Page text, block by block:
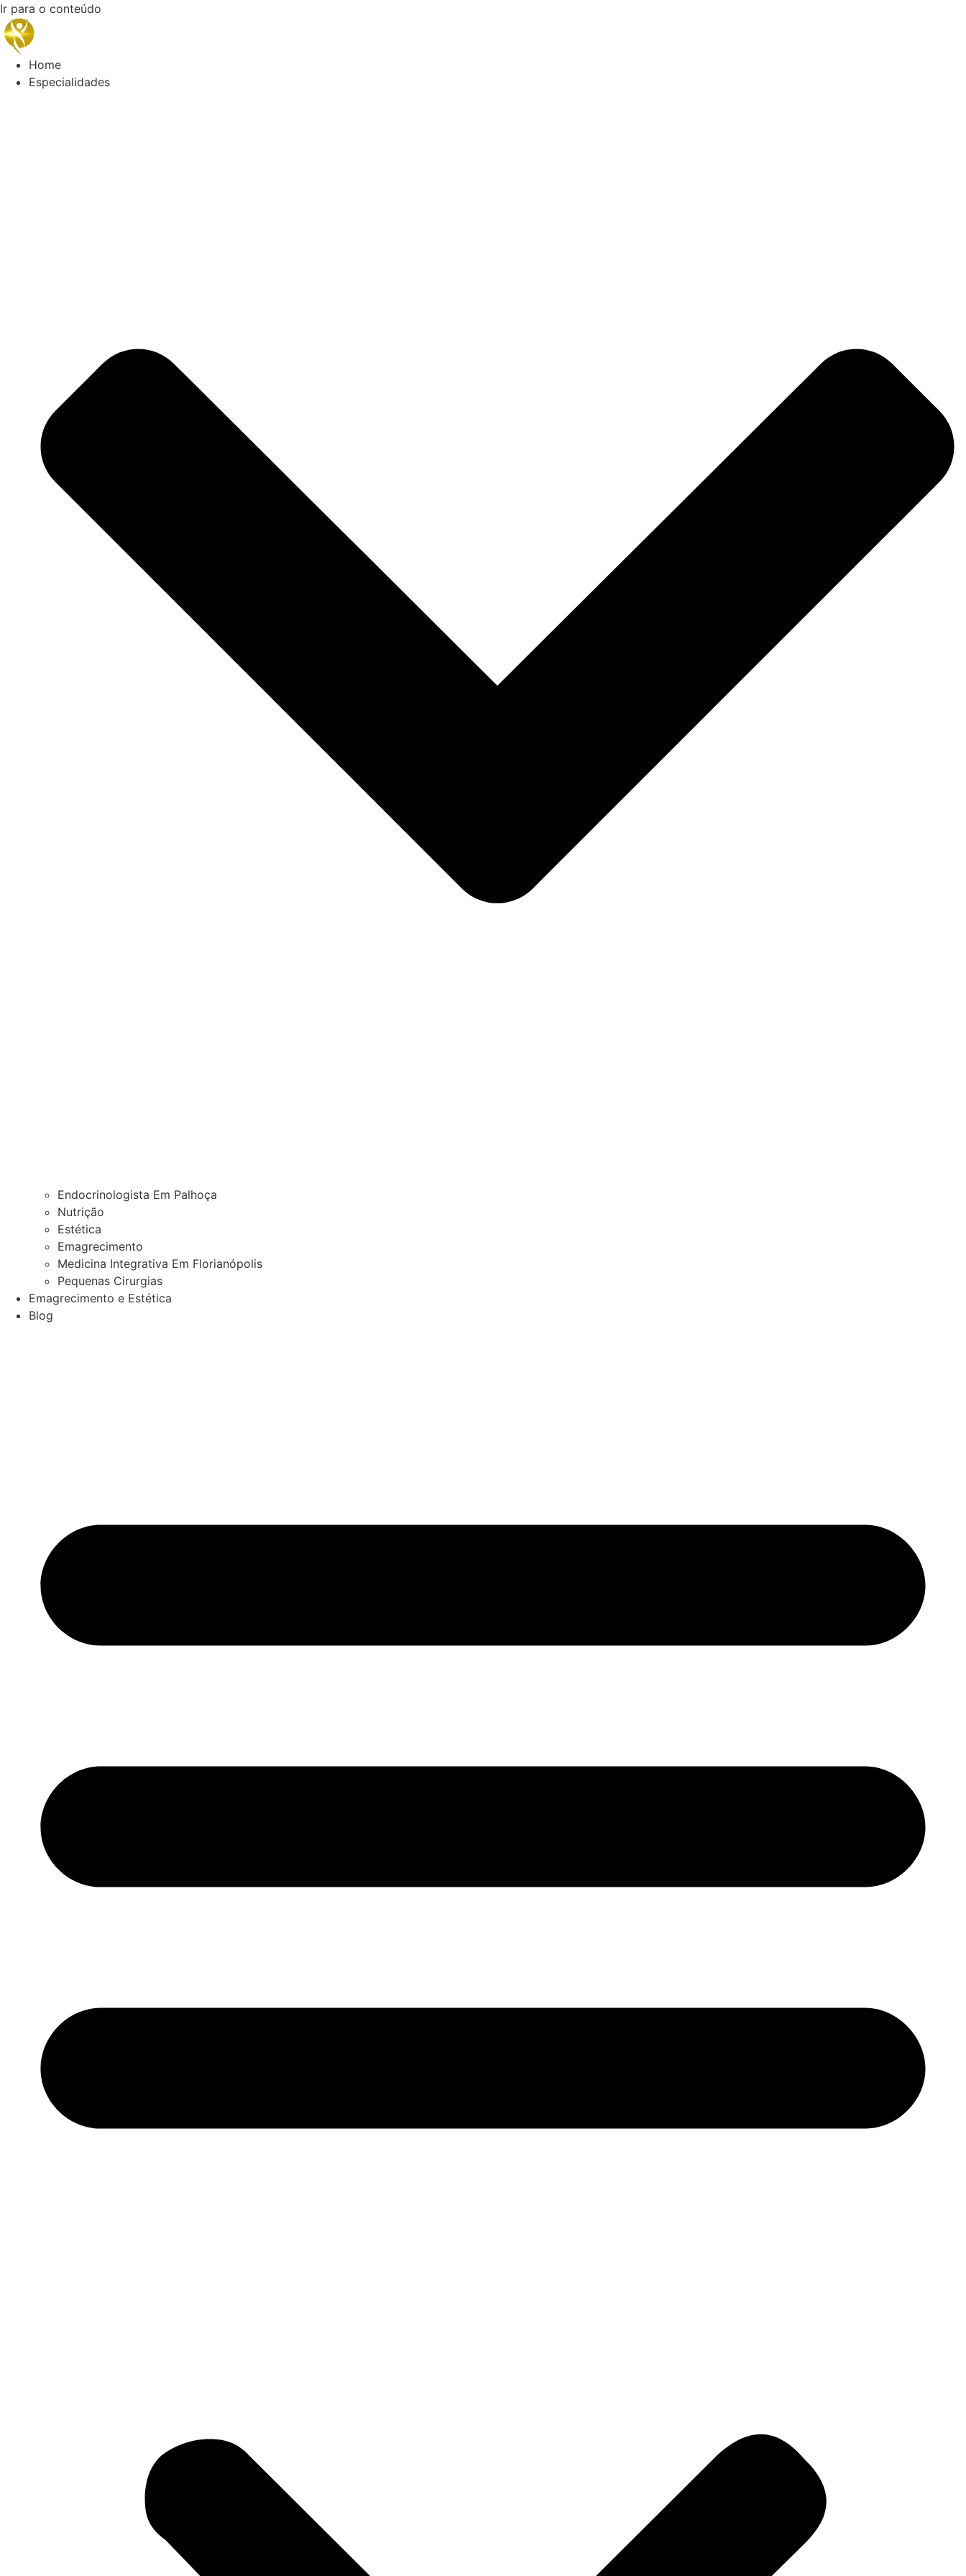
Ir para o conteúdo
Home
Especialidades
Endocrinologista Em Palhoça
Nutrição
Estética
Emagrecimento
Medicina Integrativa Em Florianópolis
Pequenas Cirurgias
Emagrecimento e Estética
Blog